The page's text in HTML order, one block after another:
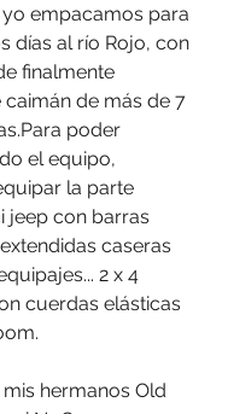
empacamos para
días al río Rojo, con
finalmente
de más de 7
poder
el equipo,
la parte
jeep con barras
caseras
2 x 4
cuerdas elásticas
hermanos Old